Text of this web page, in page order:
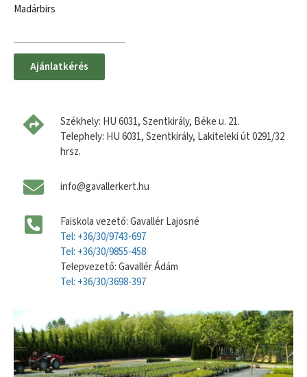
Madárbirs
Ajánlatkérés
Székhely: HU 6031, Szentkirály, Béke u. 21.
Telephely: HU 6031, Szentkirály, Lakiteleki út 0291/32
hrsz.
info@gavallerkert.hu
Faiskola vezető: Gavallér Lajosné
Tel: +36/30/9743-697
Tel: +36/30/9855-458
Telepvezető: Gavallér Ádám
Tel: +36/30/3698-397